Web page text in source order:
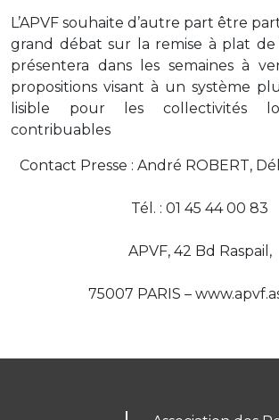
L’APVF souhaite d’autre part être
grand débat sur la remise à plat de
présentera dans les semaines à
propositions visant à un système
lisible pour les collectivités
contribuables
Contact Presse : André ROBERT,
Tél. : 01 45 44 00 83
APVF, 42 Bd Raspail,
75007 PARIS –